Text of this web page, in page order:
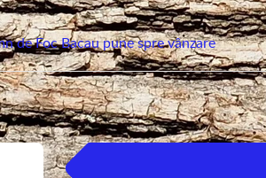
de Foc Bacau pune spre vânzare